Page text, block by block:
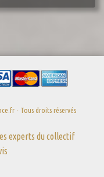
- Tous droits réservés
experts du collectif